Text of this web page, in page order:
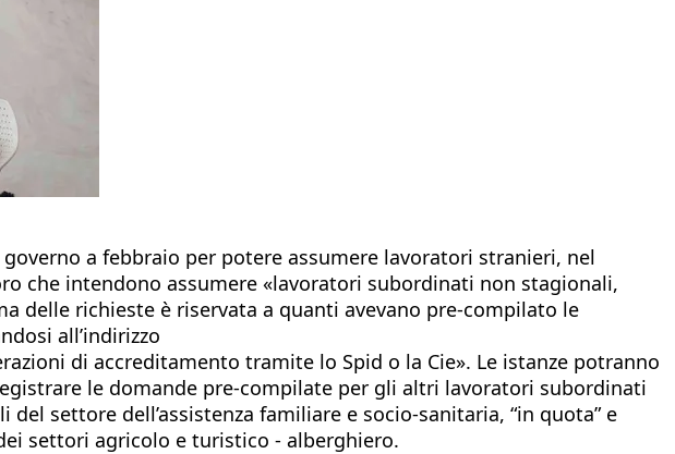
a febbraio per potere assumere lavoratori stranieri, nel
che intendono assumere «lavoratori subordinati non stagionali,
delle richieste è riservata a quanti avevano pre-compilato le
all’indirizzo
di accreditamento tramite lo Spid o la Cie». Le istanze potranno
le domande pre-compilate per gli altri lavoratori subordinati
settore dell’assistenza familiare e socio-sanitaria, “in quota” e
settori agricolo e turistico - alberghiero.